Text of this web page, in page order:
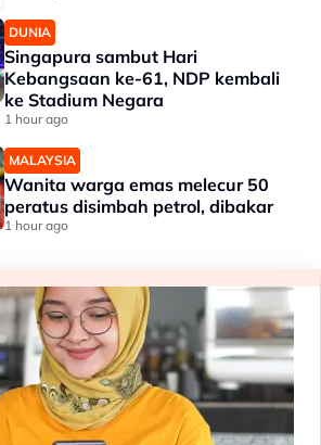
DUNIA
Singapura sambut Hari
Kebangsaan ke-61, NDP kembali
ke Stadium Negara
1 hour ago
MALAYSIA
Wanita warga emas melecur 50
peratus disimbah petrol, dibakar
1 hour ago